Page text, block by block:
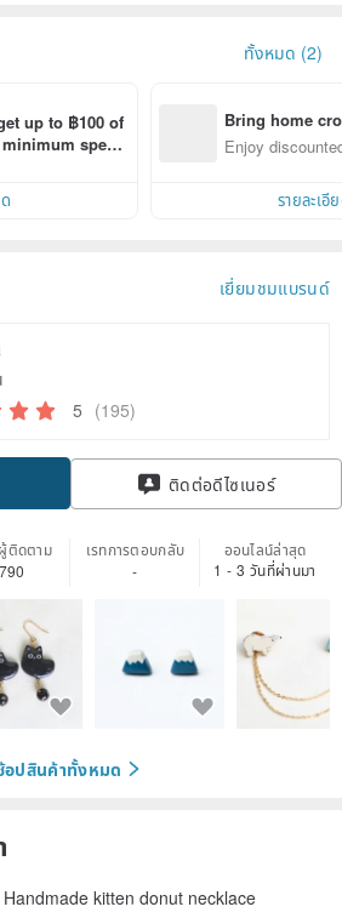
ทั้งหมด (2)
up to ฿100 of
spen
Bring home
n with ease
Enjoy
รายละเอี
เยี่ยมชมแบรนด์
5 (195)
ติดต่อดีไซเนอร์
ติดตาม
เรทการตอบกลับ
-
ออนไลน์ล่าสุด
1 - 3 วันที่ผ่านมา
อปสินค้าทั้งหมด
kitten donut necklace